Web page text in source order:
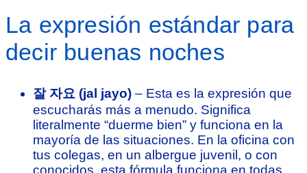
La expresión estándar para
decir buenas noches
잘 자요 (jal jayo) – Esta es la expresión que
escucharás más a menudo. Significa
literalmente “duerme bien” y funciona en la
mayoría de las situaciones. En la oficina con
tus colegas, en un albergue juvenil, o con